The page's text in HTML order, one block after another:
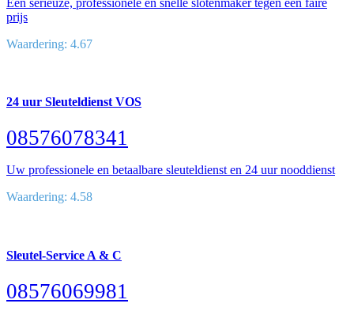
prijs
Waardering: 4.67
24 uur Sleuteldienst VOS
08576078341
Uw professionele en betaalbare sleuteldienst en 24 uur nooddienst
Waardering: 4.58
Sleutel-Service A & C
08576069981